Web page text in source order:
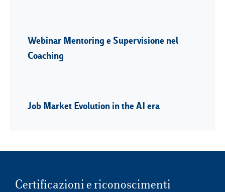
Webinar Mentoring e Supervisione nel
Coaching
Job Market Evolution in the AI era
Certificazioni e riconoscimenti